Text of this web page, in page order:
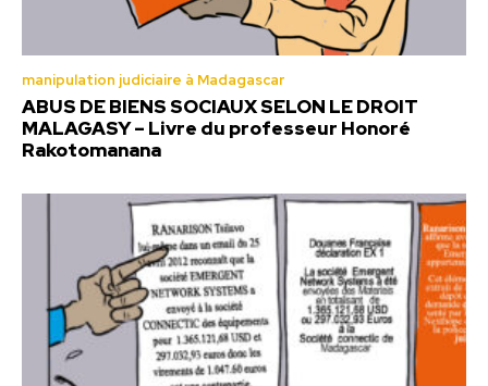
manipulation judiciaire à Madagascar
ABUS DE BIENS SOCIAUX SELON LE DROIT
MALAGASY – Livre du professeur Honoré
Rakotomanana